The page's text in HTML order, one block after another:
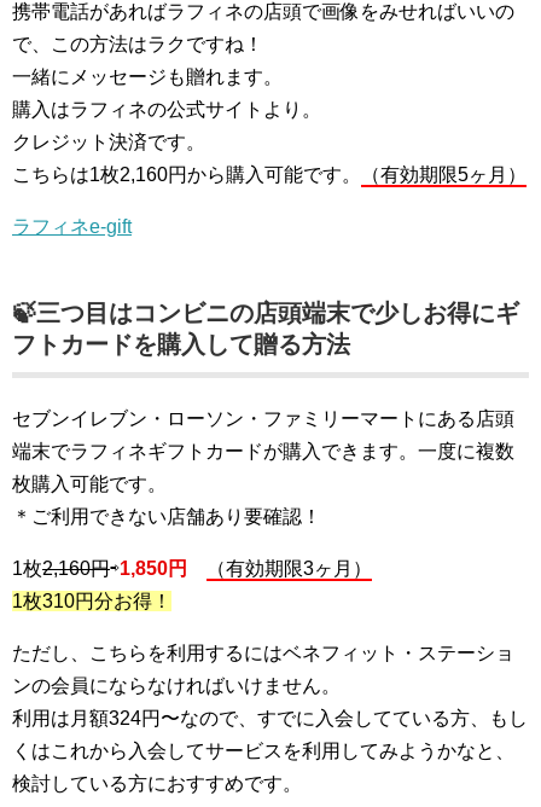
携帯電話があればラフィネの店頭で画像をみせればいいの
で、この方法はラクですね！
一緒にメッセージも贈れます。
購入はラフィネの公式サイトより。
クレジット決済です。
こちらは1枚2,160円から購入可能です。
（有効期限5ヶ月）
ラフィネe-gift
🍃三つ目はコンビニの店頭端末で少しお得にギ
フトカードを購入して贈る方法
セブンイレブン・ローソン・ファミリーマートにある店頭
端末でラフィネギフトカードが購入できます。一度に複数
枚購入可能です。
＊ご利用できない店舗あり要確認！
1枚2,160円⇨1,850円
（有効期限3ヶ月）
1枚310円分お得！
ただし、こちらを利用するにはベネフィット・ステーショ
ンの会員にならなければいけません。
利用は月額324円〜なので、すでに入会してている方、もし
くはこれから入会してサービスを利用してみようかなと、
検討している方におすすめです。